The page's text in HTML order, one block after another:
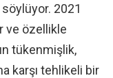
2021
ve özellikle
tükenmişlik,
karşı tehlikeli bir